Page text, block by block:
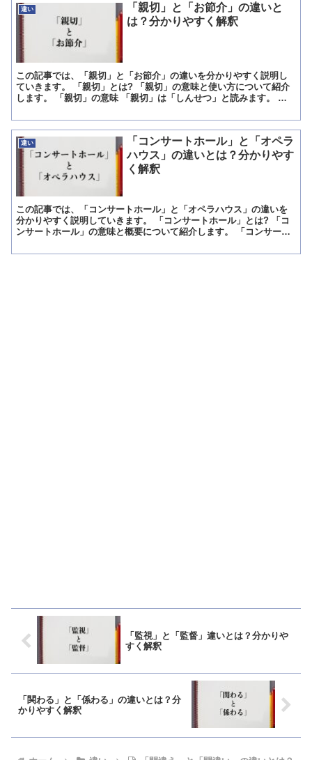
違い
「親切」と「お節介」の違いと
は？分かりやすく解釈
この記事では、「親切」と「お節介」の違いを分かりやすく説明し
ていきます。 「親切」とは? 「親切」の意味と使い方について紹介
します。 「親切」の意味 「親切」は「しんせつ」と読みます。 意
違い
「コンサートホール」と「オペラ
ハウス」の違いとは？分かりやす
く解釈
この記事では、「コンサートホール」と「オペラハウス」の違いを
分かりやすく説明していきます。 「コンサートホール」とは? 「コ
ンサートホール」の意味と概要について紹介します。 「コンサート
「監視」と「監督」違いとは？分かりや
すく解釈
「関わる」と「係わる」の違いとは？分
かりやすく解釈